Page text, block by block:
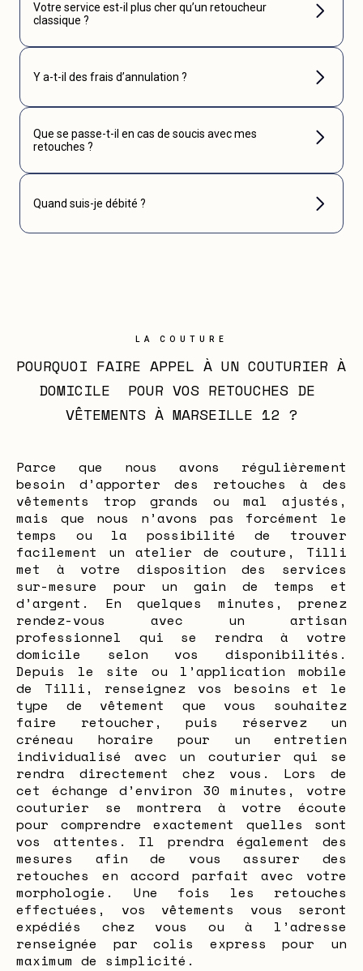
Votre service est-il plus cher qu’un retoucheur
classique ?
Y a-t-il des frais d’annulation ?
Que se passe-t-il en cas de soucis avec mes
retouches ?
Quand suis-je débité ?
LA COUTURE
POURQUOI FAIRE APPEL À UN COUTURIER À
DOMICILE  POUR VOS RETOUCHES DE
VÊTEMENTS À MARSEILLE 12 ?
Parce que nous avons régulièrement
besoin d’apporter des retouches à des
vêtements trop grands ou mal ajustés,
mais que nous n’avons pas forcément le
temps ou la possibilité de trouver
facilement un atelier de couture, Tilli
met à votre disposition des services
sur-mesure pour un gain de temps et
d’argent. En quelques minutes, prenez
rendez-vous avec un artisan
professionnel qui se rendra à votre
domicile selon vos disponibilités.
Depuis le site ou l’application mobile
de Tilli, renseignez vos besoins et le
type de vêtement que vous souhaitez
faire retoucher, puis réservez un
créneau horaire pour un entretien
individualisé avec un couturier qui se
rendra directement chez vous. Lors de
cet échange d’environ 30 minutes, votre
couturier se montrera à votre écoute
pour comprendre exactement quelles sont
vos attentes. Il prendra également des
mesures afin de vous assurer des
retouches en accord parfait avec votre
morphologie. Une fois les retouches
effectuées, vos vêtements vous seront
expédiés chez vous ou à l’adresse
renseignée par colis express pour un
maximum de simplicité.